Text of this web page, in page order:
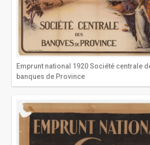
Emprunt national 1920 Société centrale
banques de Province